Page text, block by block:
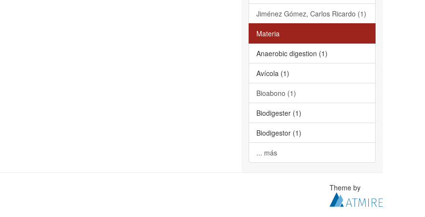
Jiménez Gómez, Carlos Ricardo (1)
Materia
Anaerobic digestion (1)
Avícola (1)
Bioabono (1)
Biodigester (1)
Biodigestor (1)
... más
Theme by